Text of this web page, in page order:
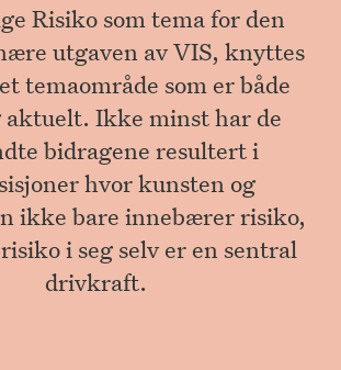
Risiko som tema for den
utgaven av VIS, knyttes
temaområde som er både
Ikke minst har de
bidragene resultert i
hvor kunsten og
ikke bare innebærer risiko,
i seg selv er en sentral
drivkraft.